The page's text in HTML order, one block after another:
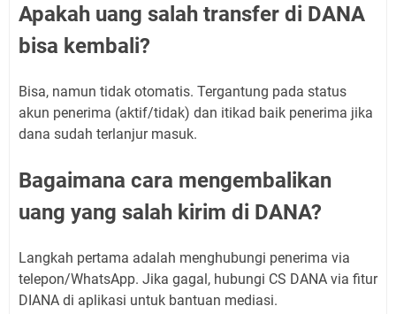
Apakah uang salah transfer di DANA
bisa kembali?
Bisa, namun tidak otomatis. Tergantung pada status
akun penerima (aktif/tidak) dan itikad baik penerima jika
dana sudah terlanjur masuk.
Bagaimana cara mengembalikan
uang yang salah kirim di DANA?
Langkah pertama adalah menghubungi penerima via
telepon/WhatsApp. Jika gagal, hubungi CS DANA via fitur
DIANA di aplikasi untuk bantuan mediasi.